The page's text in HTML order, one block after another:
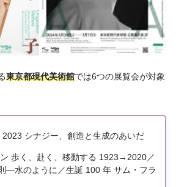
東京都現代美術館では6つの展覧会が対象
シナジー、創造と生成のあいだ
歩く、赴く、移動する 1923→2020／
―水のように／生誕 100 年 サム・フラ